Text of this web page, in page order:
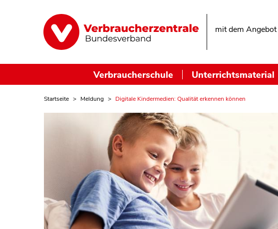
mit dem Angebot
Verbraucherschule Unterrichtsmaterial
Startseite Meldung Digitale Kindermedien: Qualität erkennen können